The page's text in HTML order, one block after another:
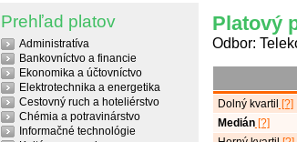
Prehľad platov
Administratíva
Bankovníctvo a financie
Ekonomika a účtovníctvo
Elektrotechnika a energetika
Cestovný ruch a hoteliérstvo
Chémia a potravinárstvo
Informačné technológie
Platový
Odbor:
Dolný kvartil
[?]
Medián[?]